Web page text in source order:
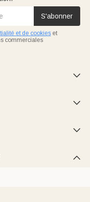
S'abonner
et de cookies et
commerciales



